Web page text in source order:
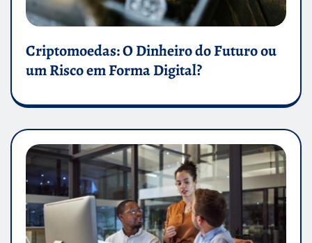
Criptomoedas: O Dinheiro do Futuro ou
um Risco em Forma Digital?